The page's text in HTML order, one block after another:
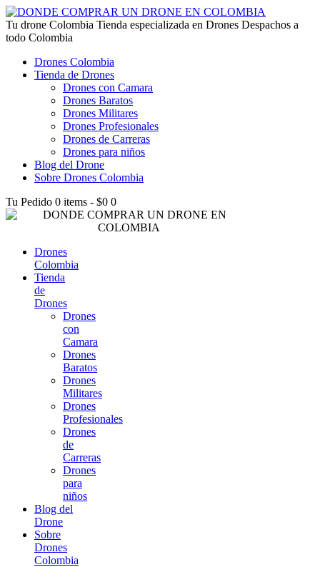
Tu drone Colombia Tienda especializada en Drones Despachos a
todo Colombia
Drones Colombia
Tienda de Drones
Drones con Camara
Drones Baratos
Drones Militares
Drones Profesionales
Drones de Carreras
Drones para niños
Blog del Drone
Sobre Drones Colombia
Tu Pedido 0 items - $0 0
Drones
Colombia
Tienda
de
Drones
Drones
con
Camara
Drones
Baratos
Drones
Militares
Drones
Profesionales
Drones
de
Carreras
Drones
para
niños
Blog del
Drone
Sobre
Drones
Colombia